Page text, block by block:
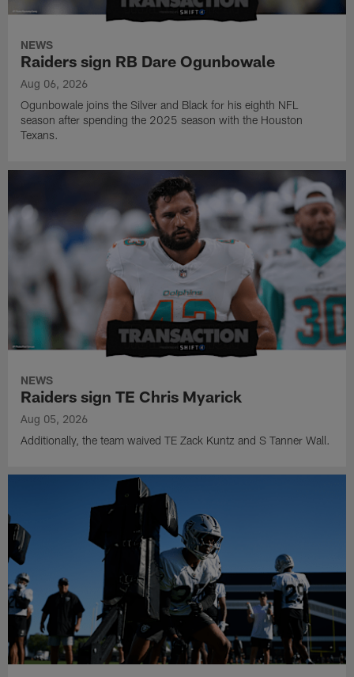
NEWS
Raiders sign RB Dare Ogunbowale
Aug 06, 2026
Ogunbowale joins the Silver and Black for his eighth NFL
season after spending the 2025 season with the Houston
Texans.
NEWS
Raiders sign TE Chris Myarick
Aug 05, 2026
Additionally, the team waived TE Zack Kuntz and S Tanner Wall.